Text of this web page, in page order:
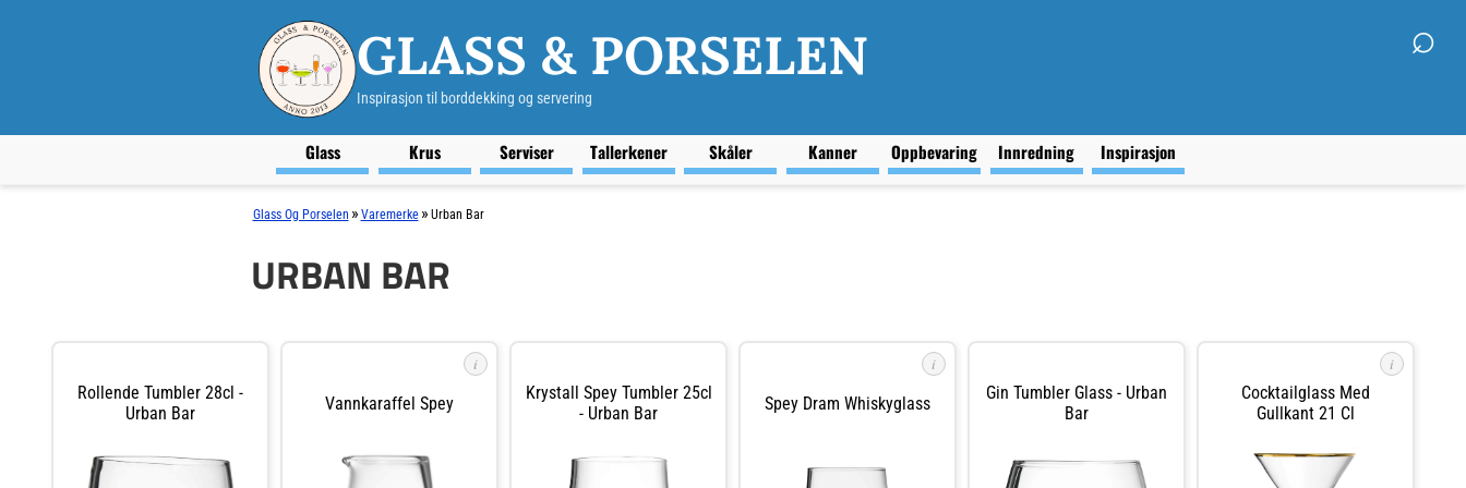
GLASS & PORSELEN
Inspirasjon til borddekking og servering
⌕
Glass Krus Serviser Tallerkener Skåler Kanner Oppbevaring Innredning Inspirasjon
Glass Og Porselen » Varemerke » Urban Bar
URBAN BAR
Rollende Tumbler 28cl -
Urban Bar
i
Vannkaraffel Spey
Krystall Spey Tumbler 25cl
- Urban Bar
i
Spey Dram Whiskyglass
Gin Tumbler Glass - Urban
Bar
i
Cocktailglass Med
Gullkant 21 Cl